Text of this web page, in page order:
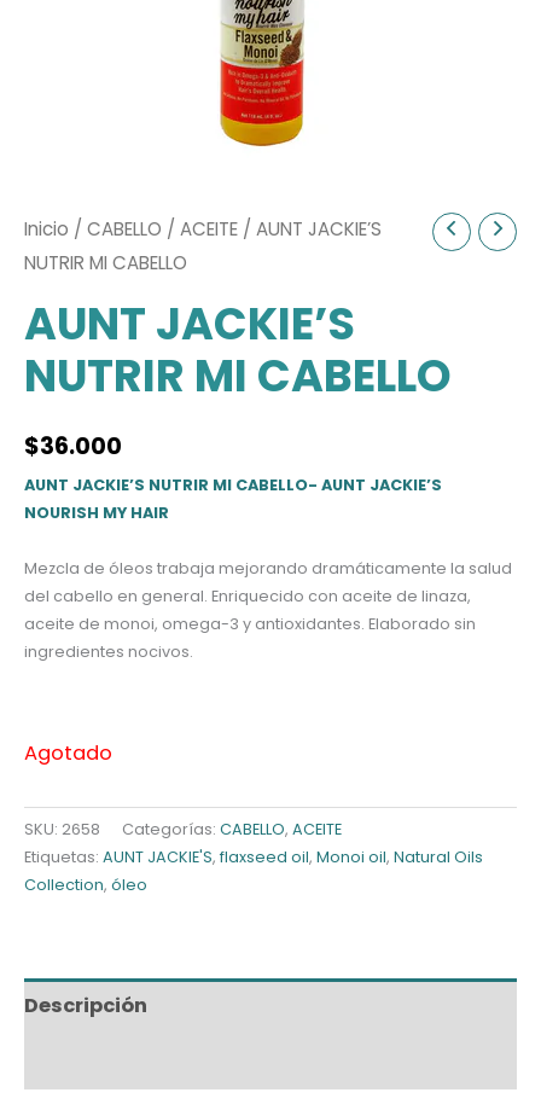
Inicio / CABELLO / ACEITE / AUNT JACKIE’S
NUTRIR MI CABELLO
AUNT JACKIE’S
NUTRIR MI CABELLO
$36.000
AUNT JACKIE’S NUTRIR MI CABELLO- AUNT JACKIE’S
NOURISH MY HAIR
Mezcla de óleos trabaja mejorando dramáticamente la salud
del cabello en general. Enriquecido con aceite de linaza,
aceite de monoi, omega-3 y antioxidantes. Elaborado sin
ingredientes nocivos.
Agotado
SKU: 2658 Categorías: CABELLO, ACEITE
Etiquetas: AUNT JACKIE'S, flaxseed oil, Monoi oil, Natural Oils
Collection, óleo
Descripción